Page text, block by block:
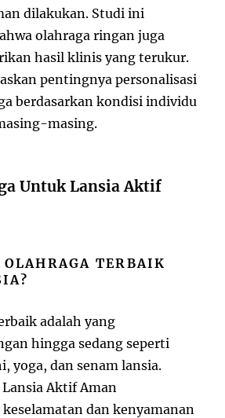
dilakukan. Studi ini
olahraga ringan juga
hasil klinis yang terukur.
pentingnya personalisasi
berdasarkan kondisi individu
masing.
Untuk Lansia Aktif
TERBAIK
adalah yang
hingga sedang seperti
yoga, dan senam lansia.
Aktif Aman
dan kenyamanan